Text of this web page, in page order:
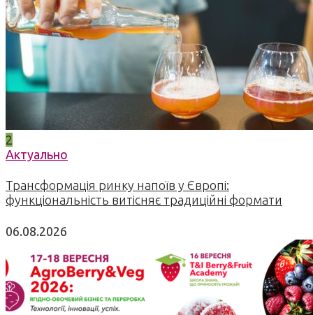
2
Актуально
Трансформація ринку напоїв у Європі:
функціональність витісняє традиційні формати
06.08.2026